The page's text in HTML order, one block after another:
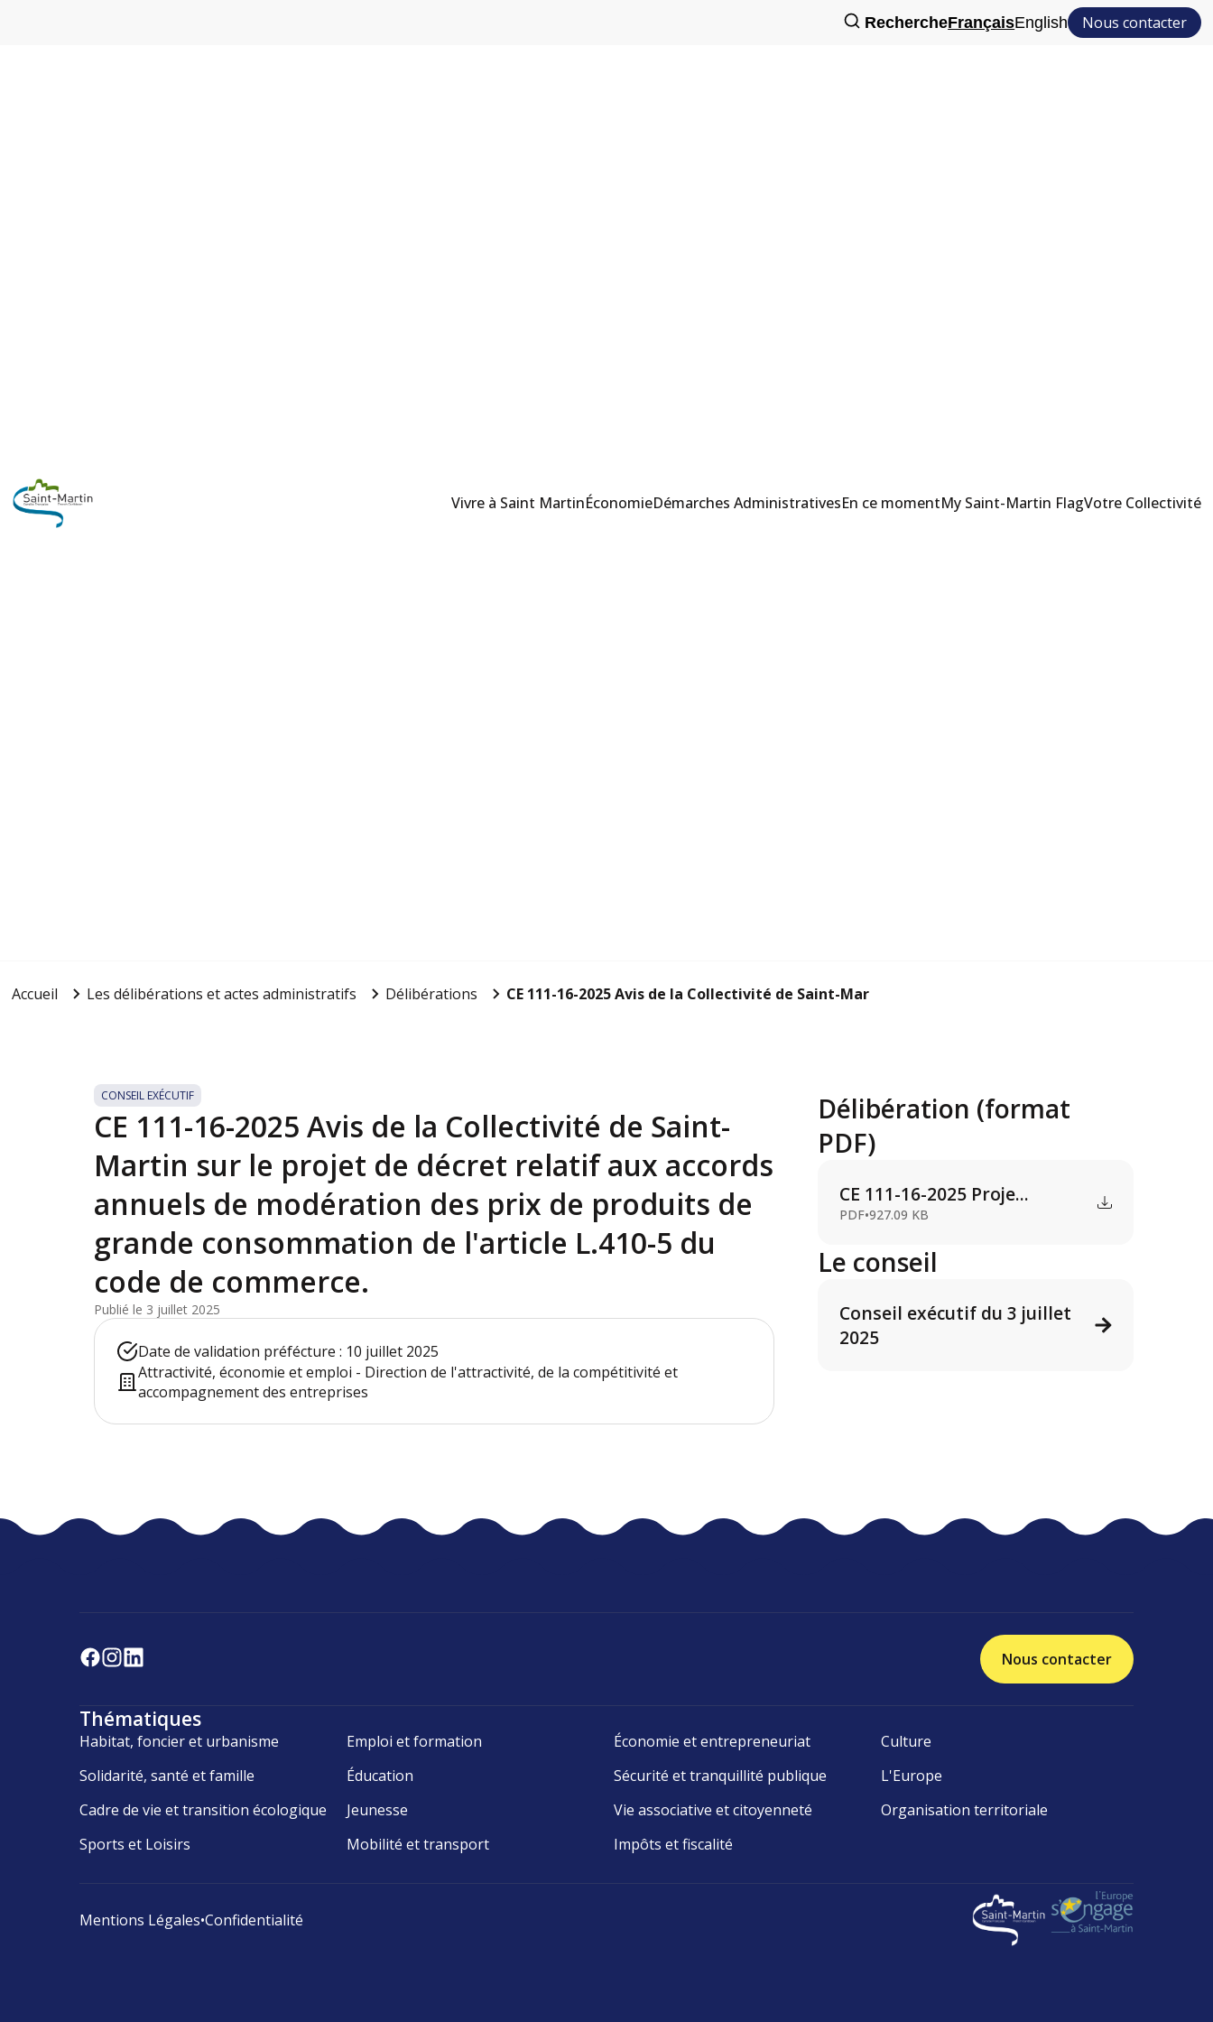
RechercheFrançaisEnglish Nous contacter
Vivre à Saint MartinÉconomieDémarches AdministrativesEn ce momentMy Saint-Martin FlagVotre Collectivité
Accueil Les délibérations et actes administratifs Délibérations CE 111-16-2025 Avis de la Collectivité de Saint-Martin sur l...
CONSEIL EXÉCUTIF
CE 111-16-2025 Avis de la Collectivité de Saint-
Martin sur le projet de décret relatif aux accords
annuels de modération des prix de produits de
grande consommation de l'article L.410-5 du
code de commerce.
Publié le 3 juillet 2025
Date de validation préfécture : 10 juillet 2025
Attractivité, économie et emploi - Direction de l'attractivité, de la compétitivité et
accompagnement des entreprises
Délibération (format
PDF)
CE 111-16-2025 Proje...
PDF•927.09 KB
Le conseil
Conseil exécutif du 3 juillet
2025
Nous contacter
Thématiques
Habitat, foncier et urbanisme Emploi et formation Économie et entrepreneuriat
Culture
Solidarité, santé et famille
Éducation Sécurité et tranquillité publique
L'Europe
Cadre de vie et transition écologique
Jeunesse Vie associative et citoyenneté
Organisation territoriale
Sports et Loisirs
Mobilité et transport Impôts et fiscalité
Mentions Légales•Confidentialité